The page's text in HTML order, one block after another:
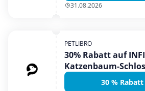
31.08.2026
PETLIBRO
30% Rabatt auf
Katzenbaum-
30 %